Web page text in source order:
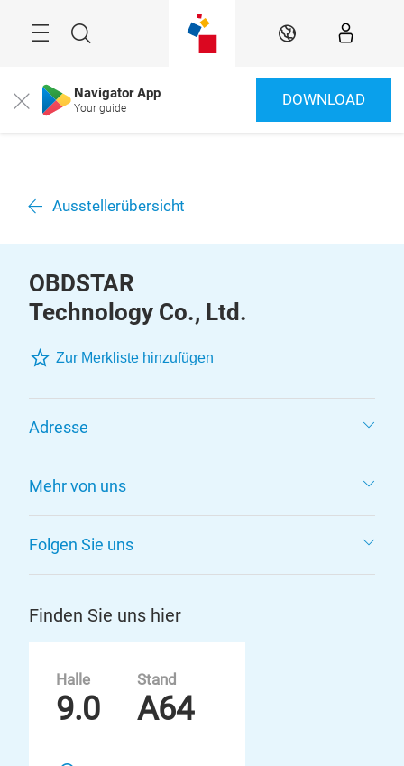
Suche DE
Close Navigator App
Your guide DOWNLOAD
Ausstellerübersicht
OBDSTAR
Technology Co., Ltd.
Zur Merkliste hinzufügen
Adresse
Mehr von uns
Folgen Sie uns
Finden Sie uns hier
Halle
9.0
Stand
A64